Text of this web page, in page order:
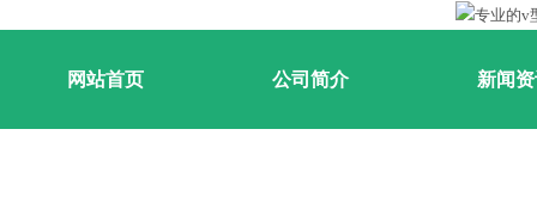
网站首页 公司简介 新闻